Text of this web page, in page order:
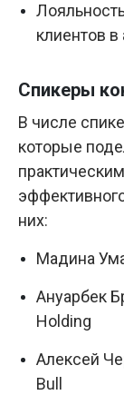
клиентов
Спикеры
В числе
которые
них:
Мадина
Ануарбек
Holding
Алексей
Bull